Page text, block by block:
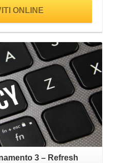
ONLINE
3 – Refresh